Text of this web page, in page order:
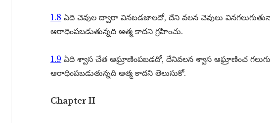
1.8 ఏది చెవుల ద్వారా వినబడజాలదో, దేని వలన చెవులు
ఆరాధింపబడుతున్నది ఆత్మ కాదని గ్రహించు.
1.9 ఏది శ్వాస చేత ఆఘ్రాణింపబడదో, దేనివలన శ్వాస ఆఘ్రాణించ
ఆరాధింపబడుతున్నది ఆత్మ కాదని తెలుసుకో.
Chapter II